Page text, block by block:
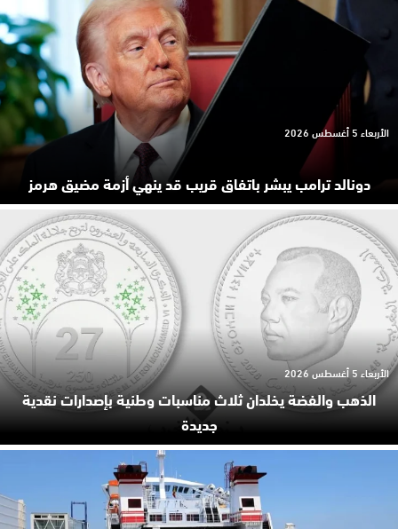
دونالد ترامب يبشر باتفاق قريب قد ينهي أزمة مضيق هرمز
الأربعاء 5 أغسطس 2026
الذهب والفضة يخلدان ثلاث مناسبات وطنية بإصدارات نقدية
جديدة
الأربعاء 5 أغسطس 2026